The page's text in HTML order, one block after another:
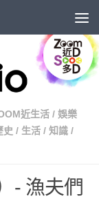
近生活 / 娛樂
史 / 生活 / 知識 /
- 漁夫們